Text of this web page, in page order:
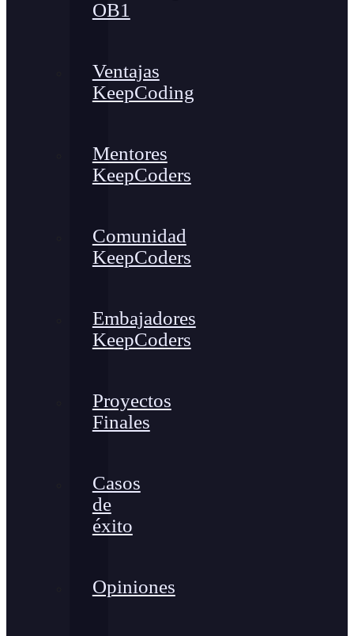
OB1
Ventajas
KeepCoding
Mentores
KeepCoders
Comunidad
KeepCoders
Embajadores
KeepCoders
Proyectos
Finales
Casos
de
éxito
Opiniones